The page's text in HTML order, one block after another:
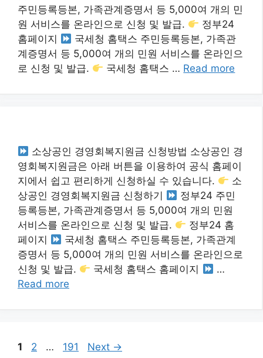
주민등록등본, 가족관계증명서 등 5,000여 개의 민
원 서비스를 온라인으로 신청 및 발급.
정부24
홈페이지
국세청 홈택스 주민등록등본, 가족관
계증명서 등 5,000여 개의 민원 서비스를 온라인으
로 신청 및 발급.
국세청 홈택스 … Read more
소상공인 경영회복지원금 신청방법 소상공인 경
영회복지원금은 아래 버튼을 이용하여 공식 홈페이
지에서 쉽고 편리하게 신청하실 수 있습니다.
소
상공인 경영회복지원금 신청하기
정부24 주민
등록등본, 가족관계증명서 등 5,000여 개의 민원
서비스를 온라인으로 신청 및 발급.
정부24 홈
페이지
국세청 홈택스 주민등록등본, 가족관계
증명서 등 5,000여 개의 민원 서비스를 온라인으로
신청 및 발급.
국세청 홈택스 홈페이지
…
Read more
Page
1 Page
2 … Page
191 Next →